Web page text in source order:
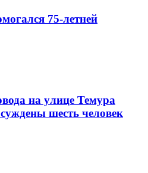
75-летней
на улице Темура
шесть человек